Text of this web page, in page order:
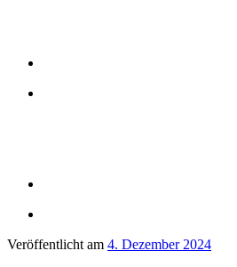
Veröffentlicht am 4. Dezember 2024